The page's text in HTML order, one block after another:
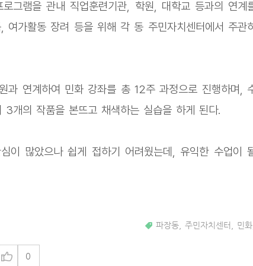
그램을 관내 직업훈련기관, 학원, 대학교 등과의 연계
가활동 장려 등을 위해 각 동 주민자치센터에서 주관
과 연계하여 민화 강좌를 총 12주 과정으로 진행하며,
의 작품을 본뜨고 채색하는 실습을 하게 된다.
이 많았으나 쉽게 접하기 어려웠는데, 유익한 수업이
파장동 주민자치센터 민화
0